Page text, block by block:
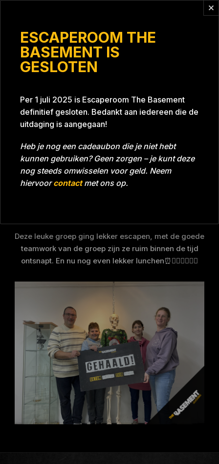
ESCAPEROOM THE
BASEMENT IS
GESLOTEN
Per 1 juli 2025 is Escaperoom The Basement
definitief gesloten. Bedankt aan iedereen die de
uitdaging is aangegaan!
Heb je nog een cadeaubon die je niet hebt
kunnen gebruiken? Geen zorgen – je kunt deze
nog steeds omwisselen voor geld. Neem
hiervoorcontactmet ons op.
Tijd 01:02:47 Datum 29-12-2024
Room Project Blue 26A8
Deze leuke groep ging lekker escapen, met de goede
teamwork van de groep zijn ze ruim binnen de tijd
ontsnapt. En nu nog even lekker lunchen⏰🕵🏼‍♀️🕵🏻‍♂️